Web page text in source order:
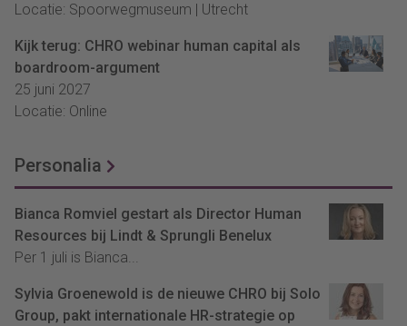
Locatie: Spoorwegmuseum | Utrecht
Kijk terug: CHRO webinar human capital als
boardroom-argument
25 juni 2027
Locatie: Online
Personalia
Bianca Romviel gestart als Director Human
Resources bij Lindt & Sprungli Benelux
Per 1 juli is Bianca...
Sylvia Groenewold is de nieuwe CHRO bij Solo
Group, pakt internationale HR-strategie op